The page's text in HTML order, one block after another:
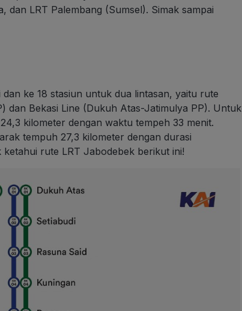
LRT Palembang (Sumsel). Simak sampai
ke 18 stasiun untuk dua lintasan, yaitu rute
dan Bekasi Line (Dukuh Atas-Jatimulya PP). Untuk
kilometer dengan waktu tempeh 33 menit.
tempuh 27,3 kilometer dengan durasi
rute LRT Jabodebek berikut ini!